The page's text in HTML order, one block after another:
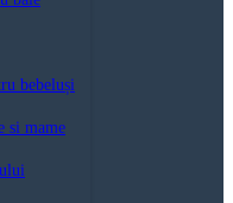
bebeluși
si mame